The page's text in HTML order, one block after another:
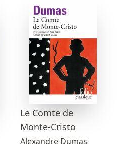
Le Comte de
Monte-Cristo
Alexandre Dumas